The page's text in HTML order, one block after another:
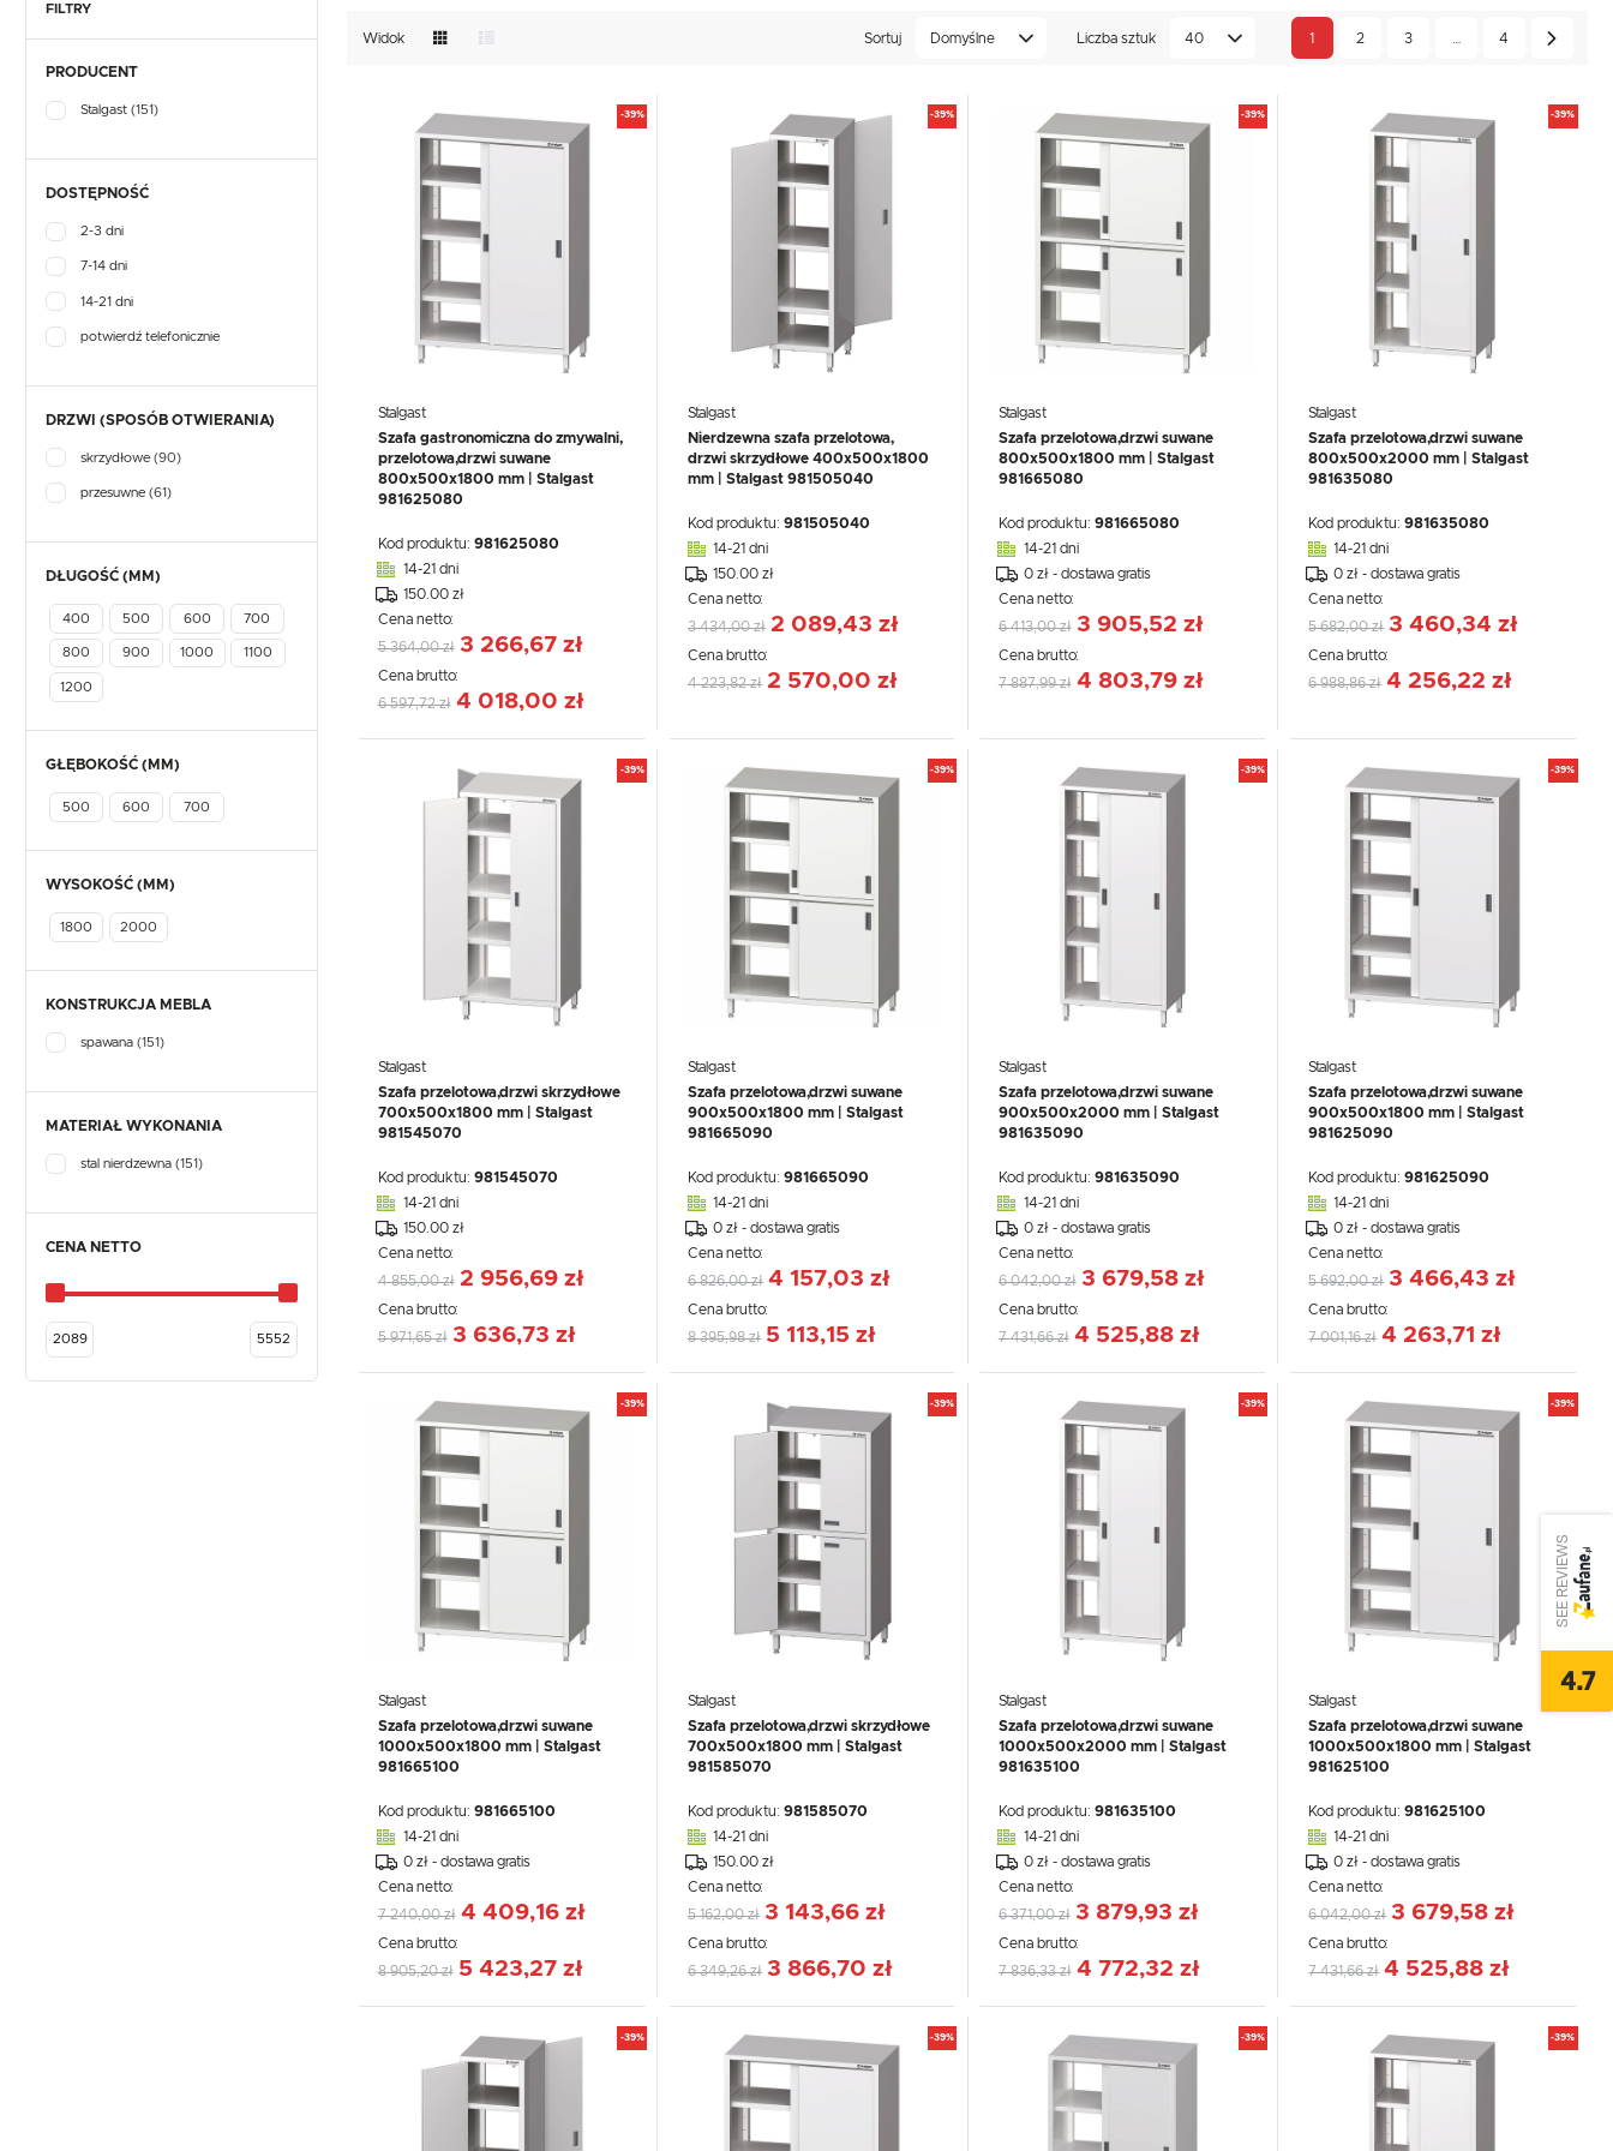
KUCHENNE
PRZECHOWYWANIE I
WYPOSAŻENIE
GASTRONOMICZNE
SKLEPÓW
FILTRY
PRODUCENT
Stalgast (151)
DOSTĘPNOŚĆ
2-3 dni
7-14 dni
14-21 dni
potwierdź telefonicznie
DRZWI (SPOSÓB OTWIERANIA)
skrzydłowe (90)
przesuwne (61)
DŁUGOŚĆ (MM)
400 500 600 700
800 900 1000 1100
1200
GŁĘBOKOŚĆ (MM)
500 600 700
WYSOKOŚĆ (MM)
1800 2000
KONSTRUKCJA MEBLA
spawana (151)
MATERIAŁ WYKONANIA
stal nierdzewna (151)
CENA NETTO
wysoka jakość wykonania. W trosce o klienta oferujemy kompleksowe doradztwo w zakresie wyboru odpowiedniego wariantu.
Widok Sortuj Domyślne Liczba sztuk 40 1 2 3 4
-39%
Stalgast
Szafa gastronomiczna do zmywalni,
przelotowa,drzwi suwane
800x500x1800 mm | Stalgast
981625080
Kod produktu: 981625080
14-21 dni
150.00 zł
Cena netto:
5 364,00 zł 3 266,67 zł
Cena brutto:
6 597,72 zł 4 018,00 zł
-39%
Stalgast
Nierdzewna szafa przelotowa,
drzwi skrzydłowe 400x500x1800
mm | Stalgast 981505040
Kod produktu:981505040
14-21 dni
150.00 zł
Cena netto:
3 434,00 zł 2 089,43 zł
Cena brutto:
4 223,82 zł 2 570,00 zł
-39%
Stalgast
Szafa przelotowa,drzwi suwane
800x500x1800 mm | Stalgast
981665080
Kod produktu: 981665080
14-21 dni
0 zł - dostawa gratis
Cena netto:
6 413,00 zł 3 905,52 zł
Cena brutto:
7 887,99 zł 4 803,79 zł
-39%
Stalgast
Szafa przelotowa,drzwi suwane
800x500x2000 mm | Stalgast
981635080
Kod produktu:981635080
14-21 dni
0 zł - dostawa gratis
Cena netto:
5 682,00 zł 3 460,34 zł
Cena brutto:
6 988,86 zł 4 256,22 zł
-39%
Stalgast
Szafa przelotowa,drzwi skrzydłowe
700x500x1800 mm | Stalgast
981545070
Kod produktu: 981545070
14-21 dni
150.00 zł
Cena netto:
4 855,00 zł 2 956,69 zł
Cena brutto:
5 971,65 zł 3 636,73 zł
-39%
Stalgast
Szafa przelotowa,drzwi suwane
900x500x1800 mm | Stalgast
981665090
Kod produktu:981665090
14-21 dni
0 zł - dostawa gratis
Cena netto:
6 826,00 zł 4 157,03 zł
Cena brutto:
8 395,98 zł 5 113,15 zł
-39%
Stalgast
Szafa przelotowa,drzwi suwane
900x500x2000 mm | Stalgast
981635090
Kod produktu: 981635090
14-21 dni
0 zł - dostawa gratis
Cena netto:
6 042,00 zł 3 679,58 zł
Cena brutto:
7 431,66 zł 4 525,88 zł
-39%
Stalgast
Szafa przelotowa,drzwi suwane
900x500x1800 mm | Stalgast
981625090
Kod produktu:981625090
14-21 dni
0 zł - dostawa gratis
Cena netto:
5 692,00 zł 3 466,43 zł
Cena brutto:
7 001,16 zł 4 263,71 zł
-39%
Stalgast
Szafa przelotowa,drzwi suwane
1000x500x1800 mm | Stalgast
981665100
Kod produktu: 981665100
14-21 dni
0 zł - dostawa gratis
Cena netto:
7 240,00 zł 4 409,16 zł
Cena brutto:
8 905,20 zł 5 423,27 zł
-39%
Stalgast
Szafa przelotowa,drzwi skrzydłowe
700x500x1800 mm | Stalgast
981585070
Kod produktu:981585070
14-21 dni
150.00 zł
Cena netto:
5 162,00 zł 3 143,66 zł
Cena brutto:
6 349,26 zł 3 866,70 zł
-39%
Stalgast
Szafa przelotowa,drzwi suwane
1000x500x2000 mm | Stalgast
981635100
Kod produktu: 981635100
14-21 dni
0 zł - dostawa gratis
Cena netto:
6 371,00 zł 3 879,93 zł
Cena brutto:
7 836,33 zł 4 772,32 zł
-39%
Stalgast
Szafa przelotowa,drzwi suwane
1000x500x1800 mm | Stalgast
981625100
Kod produktu:981625100
14-21 dni
0 zł - dostawa gratis
Cena netto:
6 042,00 zł 3 679,58 zł
Cena brutto:
7 431,66 zł 4 525,88 zł
-39% -39% -39% -39%
Szanujemy Twoją prywatność. Możesz zmienić ustawienia cookies lub zaakceptować je
wszystkie. W dowolnym momencie możesz dokonać zmiany swoich ustawień.
Niezbędne
Niezbędne pliki cookies służą do prawidłowego funkcjonowania strony internetowej i umożliwiają Ci
komfortowe korzystanie z oferowanych przez nas usług.
ustawień preferencji prywatności, logowania czy wypełniania formularzy. Dzięki plikom cookies strona,
z której korzystasz, może działać bez zakłóceń.
USTAWIENIA REGIONALNE
Lokalizacja
SEE REVIEWS
4.7